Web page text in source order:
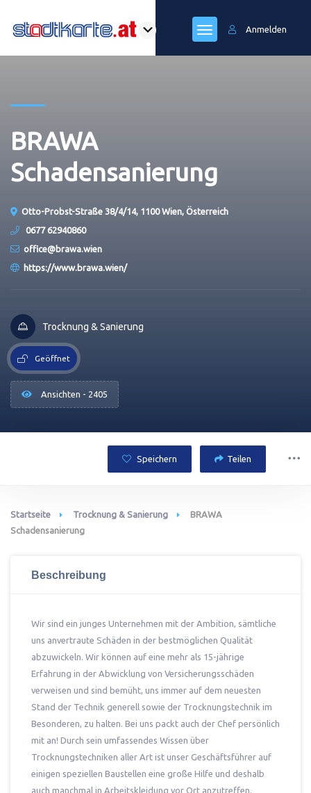
Anmelden
BRAWA
Schadensanierung
Otto-Probst-Straße 38/4/14, 1100 Wien, Österreich
0677 62940860
office@brawa.wien
https://www.brawa.wien/
Trocknung & Sanierung
Geöffnet
Ansichten - 2405
Speichern Teilen
Startseite Trocknung & Sanierung
BRAWA
Schadensanierung
Beschreibung
Wir sind ein junges Unternehmen mit der Ambition, sämtliche
uns anvertraute Schäden in der bestmöglichen Qualität
abzuwickeln. Wir können auf eine mehr als 15-jährige
Erfahrung in der Abwicklung von Versicherungsschäden
verweisen und sind bemüht, uns immer auf dem neuesten
Stand der Technik generell sowie der Trocknungstechnik im
Besonderen, zu halten. Bei uns packt auch der Chef persönlich
mit an! Durch sein umfassendes Wissen über
Trocknungstechniken aller Art ist unser Geschäftsführer auf
einigen speziellen Baustellen eine große Hilfe und deshalb
auch manchmal in Arbeitskleidung vor Ort anzutreffen.